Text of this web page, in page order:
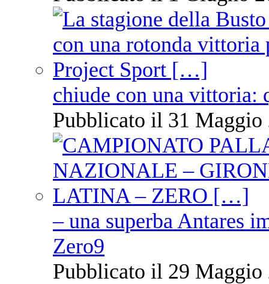
chiude con una vittoria:
Pubblicato il 31 Maggio
– una superba Antares
Zero9
Pubblicato il 29 Maggio